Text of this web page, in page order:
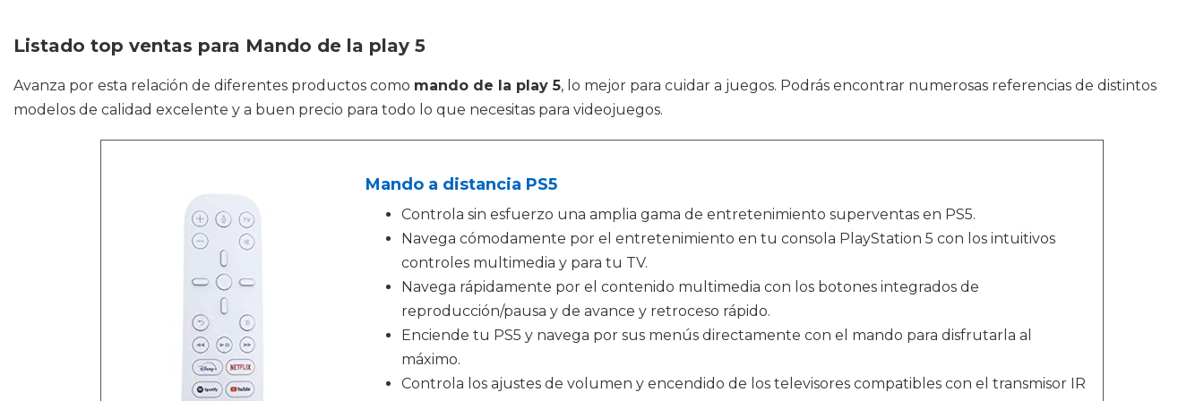
Listado top ventas para Mando de la play 5
Avanza por esta relación de diferentes productos como mando de la play 5, lo mejor para cuidar a juegos. Podrás encontrar numerosas referencias de distintos
modelos de calidad excelente y a buen precio para todo lo que necesitas para videojuegos.
Mando a distancia PS5
Controla sin esfuerzo una amplia gama de entretenimiento superventas en PS5.
Navega cómodamente por el entretenimiento en tu consola PlayStation 5 con los intuitivos
controles multimedia y para tu TV.
Navega rápidamente por el contenido multimedia con los botones integrados de
reproducción/pausa y de avance y retroceso rápido.
Enciende tu PS5 y navega por sus menús directamente con el mando para disfrutarla al
máximo.
Controla los ajustes de volumen y encendido de los televisores compatibles con el transmisor IR